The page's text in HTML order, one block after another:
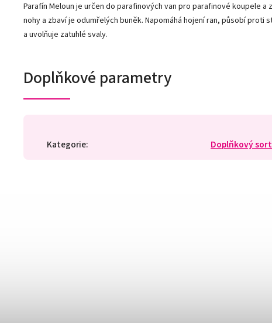
Parafín Meloun je určen do parafinových van pro parafinové koupele a
nohy a zbaví je odumřelých buněk. Napomáhá hojení ran, působí proti
a uvolňuje zatuhlé svaly.
Doplňkové parametry
Kategorie: Doplňkový